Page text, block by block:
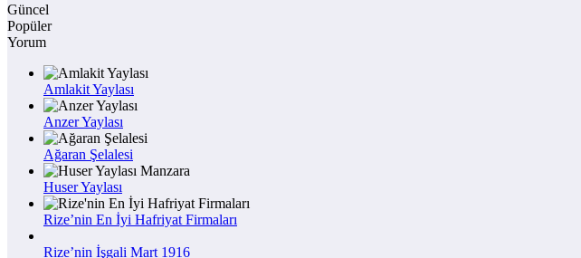
Güncel
Popüler
Yorum
Amlakit Yaylası
Anzer Yaylası
Ağaran Şelalesi
Huser Yaylası
Rize’nin En İyi Hafriyat Firmaları
Rize’nin İşgali Mart 1916